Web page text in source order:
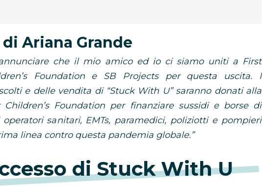
Ariana Grande
che il mio amico ed io ci siamo uniti a First
Foundation e SB Projects per questa uscita. I
e delle vendita di “Stuck With U” saranno donati alla
Children’s Foundation per finanziare sussidi e borse di
sanitari, EMTs, paramedici, poliziotti e pompieri
linea contro questa pandemia globale.”
di Stuck With U